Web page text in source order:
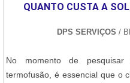
equipamentos, garantindo que
QUANTO CUSTA A
DPS SERVIÇOS /
No momento de
termofusão, é essencial que o